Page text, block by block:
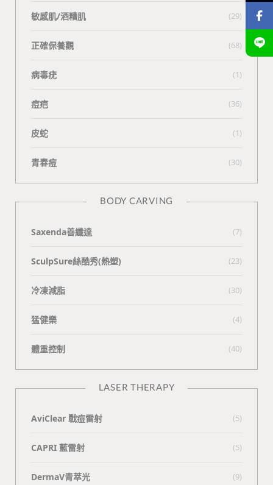
敏感肌/酒糟肌 (29)
正確保養觀 (68)
病毒疣 (1)
痘疤 (36)
皮蛇 (1)
青春痘 (30)
BODY CARVING
Saxenda善纖達 (7)
SculpSure絲酷秀(熱塑) (23)
冷凍減脂 (30)
猛健樂 (4)
體重控制 (40)
LASER THERAPY
AviClear 戰痘雷射 (5)
CAPRI 藍雷射 (5)
DermaV青萃光 (9)